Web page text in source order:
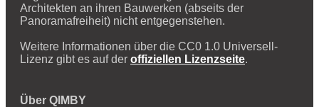
Architekten an ihren Bauwerken (abseits der
Panoramafreiheit) nicht entgegenstehen.
Weitere Informationen über die CC0 1.0 Universell-
Lizenz gibt es auf der offiziellen Lizenzseite.
Über QIMBY